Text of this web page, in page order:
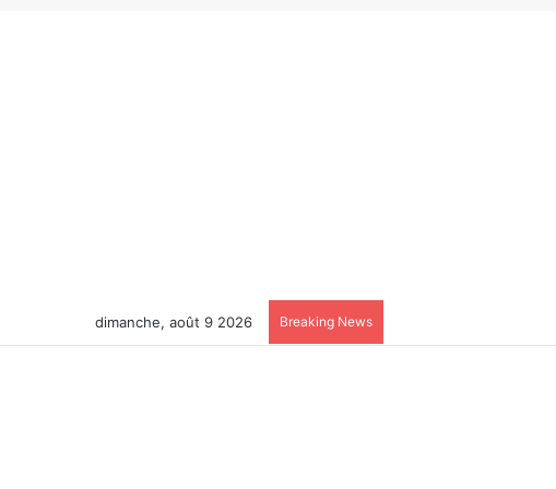
dimanche, août 9 2026 Breaking News